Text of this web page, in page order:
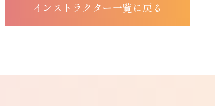
インストラクター一覧に戻る